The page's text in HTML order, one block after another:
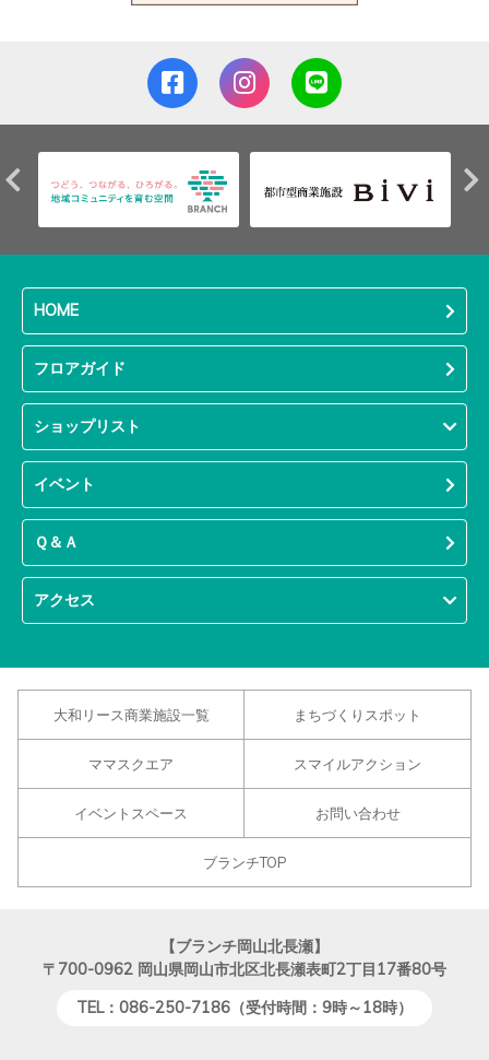
HOME
フロアガイド
ショップリスト
イベント
Ｑ＆Ａ
アクセス
大和リース商業施設一覧 まちづくりスポット
ママスクエア スマイルアクション
イベントスペース お問い合わせ
ブランチTOP
【ブランチ岡山北長瀬】
〒700-0962 岡山県岡山市北区北長瀬表町2丁目17番80号
TEL：086-250-7186（受付時間：9時～18時）